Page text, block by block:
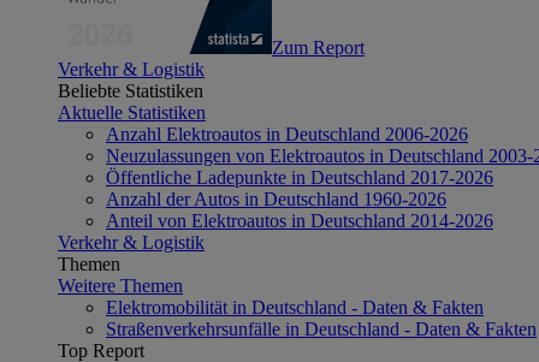
Zum Report
Verkehr & Logistik
Beliebte Statistiken
Aktuelle Statistiken
Anzahl Elektroautos in Deutschland 2006-2026
Neuzulassungen von Elektroautos in Deutschland 2003-
Öffentliche Ladepunkte in Deutschland 2017-2026
Anzahl der Autos in Deutschland 1960-2026
Anteil von Elektroautos in Deutschland 2014-2026
Verkehr & Logistik
Themen
Weitere Themen
Elektromobilität in Deutschland - Daten & Fakten
Straßenverkehrsunfälle in Deutschland - Daten & Fakten
Top Report